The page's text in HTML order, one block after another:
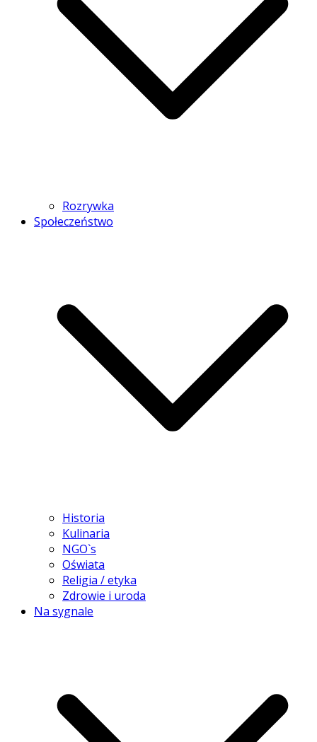
Rozrywka
Społeczeństwo
Historia
Kulinaria
NGO`s
Oświata
Religia / etyka
Zdrowie i uroda
Na sygnale